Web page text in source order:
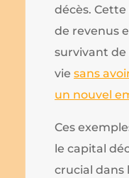
décès.
de revenus
survivant
viesans
un nouvel
Ces
le capital
crucial dans